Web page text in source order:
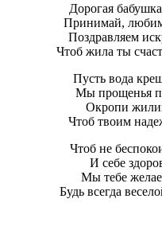
Дорогая
Принимай,
Поздравляем
Чтоб жила ты
Пусть вода
Мы прощенья
Окропи
Чтоб твоим
Чтоб не
И себе
Мы тебе
Будь всегда